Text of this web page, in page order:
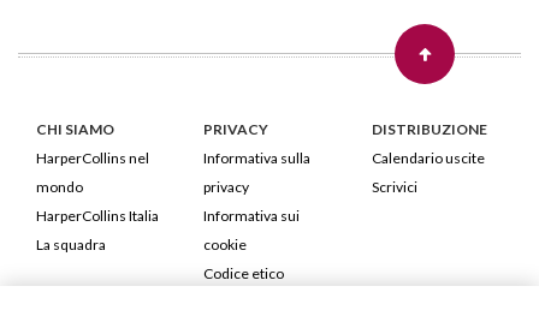
CHI SIAMO
HarperCollins nel
mondo
HarperCollins Italia
La squadra
PRIVACY
Informativa sulla
privacy
Informativa sui
cookie
Codice etico
DISTRIBUZIONE
Calendario uscite
Scrivici